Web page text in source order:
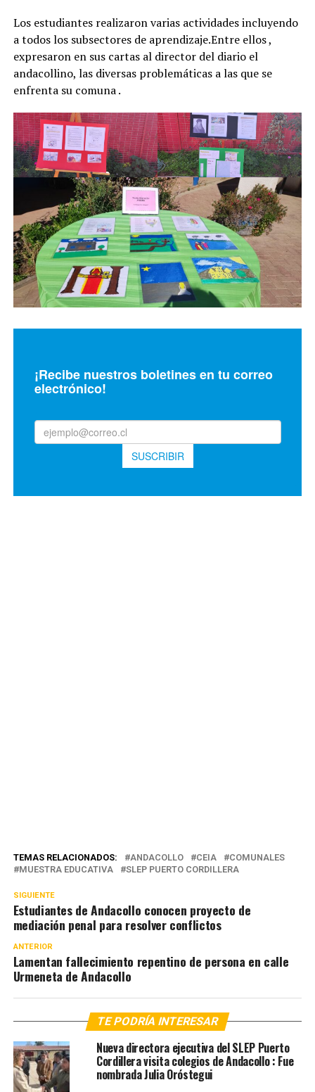
Los estudiantes realizaron varias actividades incluyendo
a todos los subsectores de aprendizaje.Entre ellos ,
expresaron en sus cartas al director del diario el
andacollino, las diversas problemáticas a las que se
enfrenta su comuna .
TEMAS RELACIONADOS: ANDACOLLO CEIA
COMUNALES
MUESTRA EDUCATIVA
SLEP PUERTO CORDILLERA
SIGUIENTE
Estudiantes de Andacollo conocen proyecto de
mediación penal para resolver conflictos
ANTERIOR
Lamentan fallecimiento repentino de persona en calle
Urmeneta de Andacollo
TE PODRÍA INTERESAR
Nueva directora ejecutiva del SLEP Puerto
Cordillera visita colegios de Andacollo : Fue
nombrada Julia Oróstegui